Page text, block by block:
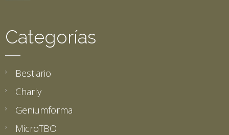
Categorías
Bestiario
Charly
Geniumforma
MicroTBO